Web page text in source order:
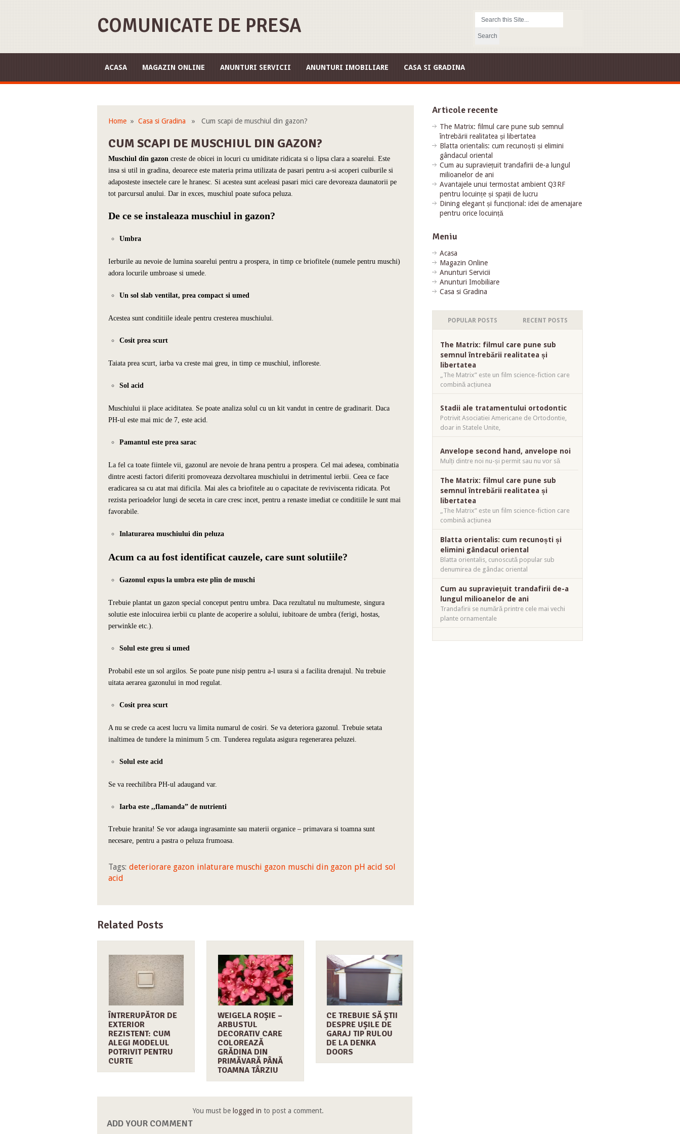
COMUNICATE DE PRESA
ACASA MAGAZIN ONLINE ANUNTURI SERVICII ANUNTURI IMOBILIARE CASA SI GRADINA
Home » Casa si Gradina » Cum scapi de muschiul din gazon?
CUM SCAPI DE MUSCHIUL DIN GAZON?
Muschiul din gazon creste de obicei in locuri cu umiditate ridicata si o lipsa clara a soarelui. Este
insa si util in gradina, deoarece este materia prima utilizata de pasari pentru a-si acoperi cuiburile si
adaposteste insectele care le hranesc. Si acestea sunt aceleasi pasari mici care devoreaza daunatorii pe
tot parcursul anului. Dar in exces, muschiul poate sufoca peluza.
De ce se instaleaza muschiul in gazon?
Umbra
Ierburile au nevoie de lumina soarelui pentru a prospera, in timp ce briofitele (numele pentru muschi)
adora locurile umbroase si umede.
Un sol slab ventilat, prea compact si umed
Acestea sunt conditiile ideale pentru cresterea muschiului.
Cosit prea scurt
Taiata prea scurt, iarba va creste mai greu, in timp ce muschiul, infloreste.
Sol acid
Muschiului ii place aciditatea. Se poate analiza solul cu un kit vandut in centre de gradinarit. Daca
PH-ul este mai mic de 7, este acid.
Pamantul este prea sarac
La fel ca toate fiintele vii, gazonul are nevoie de hrana pentru a prospera. Cel mai adesea, combinatia
dintre acesti factori diferiti promoveaza dezvoltarea muschiului in detrimentul ierbii. Ceea ce face
eradicarea sa cu atat mai dificila. Mai ales ca briofitele au o capacitate de reviviscenta ridicata. Pot
rezista perioadelor lungi de seceta in care cresc incet, pentru a renaste imediat ce conditiile le sunt mai
favorabile.
Inlaturarea muschiului din peluza
Acum ca au fost identificat cauzele, care sunt solutiile?
Gazonul expus la umbra este plin de muschi
Trebuie plantat un gazon special conceput pentru umbra. Daca rezultatul nu multumeste, singura
solutie este inlocuirea ierbii cu plante de acoperire a solului, iubitoare de umbra (ferigi, hostas,
perwinkle etc.).
Solul este greu si umed
Probabil este un sol argilos. Se poate pune nisip pentru a-l usura si a facilita drenajul. Nu trebuie
uitata aerarea gazonului in mod regulat.
Cosit prea scurt
A nu se crede ca acest lucru va limita numarul de cosiri. Se va deteriora gazonul. Trebuie setata
inaltimea de tundere la minimum 5 cm. Tunderea regulata asigura regenerarea peluzei.
Solul este acid
Se va reechilibra PH-ul adaugand var.
Iarba este ,,flamanda” de nutrienti
Trebuie hranita! Se vor adauga ingrasaminte sau materii organice – primavara si toamna sunt
necesare, pentru a pastra o peluza frumoasa.
Tags: deteriorare gazon inlaturare muschi gazon muschi din gazon pH acid sol
acid
Related Posts
ÎNTRERUPĂTOR DE
EXTERIOR
REZISTENT: CUM
ALEGI MODELUL
POTRIVIT PENTRU
CURTE
WEIGELA ROȘIE –
ARBUSTUL
DECORATIV CARE
COLOREAZĂ
GRĂDINA DIN
PRIMĂVARĂ PÂNĂ
TOAMNA TÂRZIU
CE TREBUIE SĂ ȘTII
DESPRE UȘILE DE
GARAJ TIP RULOU
DE LA DENKA
DOORS
ADD YOUR COMMENT
You must belogged in to post a comment.
Articole recente
The Matrix: filmul care pune sub semnul
întrebării realitatea și libertatea
Blatta orientalis: cum recunoști și elimini
gândacul oriental
Cum au supraviețuit trandafirii de-a lungul
milioanelor de ani
Avantajele unui termostat ambient Q3RF
pentru locuințe și spații de lucru
Dining elegant și funcțional: idei de amenajare
pentru orice locuință
Meniu
Acasa
Magazin Online
Anunturi Servicii
Anunturi Imobiliare
Casa si Gradina
POPULAR POSTS RECENT POSTS
The Matrix: filmul care pune sub
semnul întrebării realitatea și
libertatea
„The Matrix” este un film science-fiction care
combină acțiunea
Stadii ale tratamentului ortodontic
Potrivit Asociatiei Americane de Ortodontie,
doar in Statele Unite,
Anvelope second hand, anvelope noi
Mulți dintre noi nu-și permit sau nu vor să
The Matrix: filmul care pune sub
semnul întrebării realitatea și
libertatea
„The Matrix” este un film science-fiction care
combină acțiunea
Blatta orientalis: cum recunoști și
elimini gândacul oriental
Blatta orientalis, cunoscută popular sub
denumirea de gândac oriental
Cum au supraviețuit trandafirii de-a
lungul milioanelor de ani
Trandafirii se numără printre cele mai vechi
plante ornamentale